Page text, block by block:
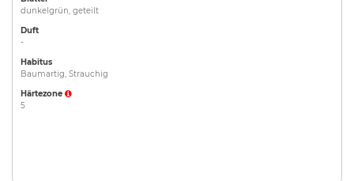
dunkelgrün, geteilt
Duft
-
Habitus
Baumartig, Strauchig
Härtezone
5